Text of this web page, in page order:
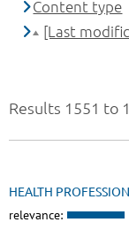
Results 1551 to
HEALTH
relevance:
Content type
[Last